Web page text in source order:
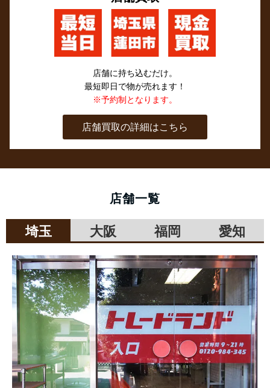
店舗に持ち込むだけ。
最短即日で物が売れます！
※予約制となります。
店舗買取の詳細はこちら
店舗一覧
埼玉 大阪 福岡 愛知